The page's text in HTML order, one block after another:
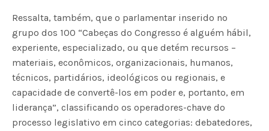
Ressalta, também, que o parlamentar inserido no
grupo dos 100 “Cabeças do Congresso é alguém hábil,
experiente, especializado, ou que detém recursos –
materiais, econômicos, organizacionais, humanos,
técnicos, partidários, ideológicos ou regionais, e
capacidade de convertê-los em poder e, portanto, em
liderança”, classificando os operadores-chave do
processo legislativo em cinco categorias: debatedores,